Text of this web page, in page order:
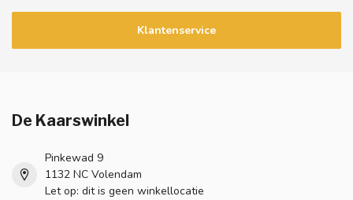
Klantenservice
De Kaarswinkel
Pinkewad 9
1132 NC Volendam
Let op: dit is geen winkellocatie